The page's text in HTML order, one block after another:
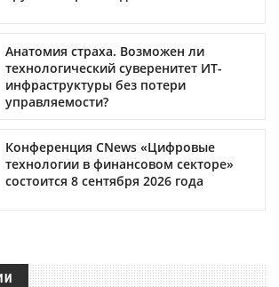
Анатомия страха. Возможен ли
технологический суверенитет ИТ-
инфраструктуры без потери
управляемости?
Конференция CNews «Цифровые
технологии в финансовом секторе»
состоится 8 сентября 2026 года